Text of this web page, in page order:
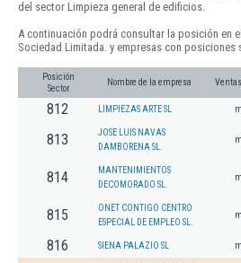
del sector Limpieza general de edificios.
A continuación podrá consultar la posición en
Sociedad Limitada. y empresas con posiciones
Posición
Sector
Nombre de la empresa
812 LIMPIEZAS ARTE SL
813
JOSE LUIS NAVAS
DAMBORENA SL.
814
MANTENIMIENTOS
DECOMORADO SL.
815
ONET CONTIGO CENTRO
ESPECIAL DE EMPLEO SL.
816 SIENA PALAZIO SL